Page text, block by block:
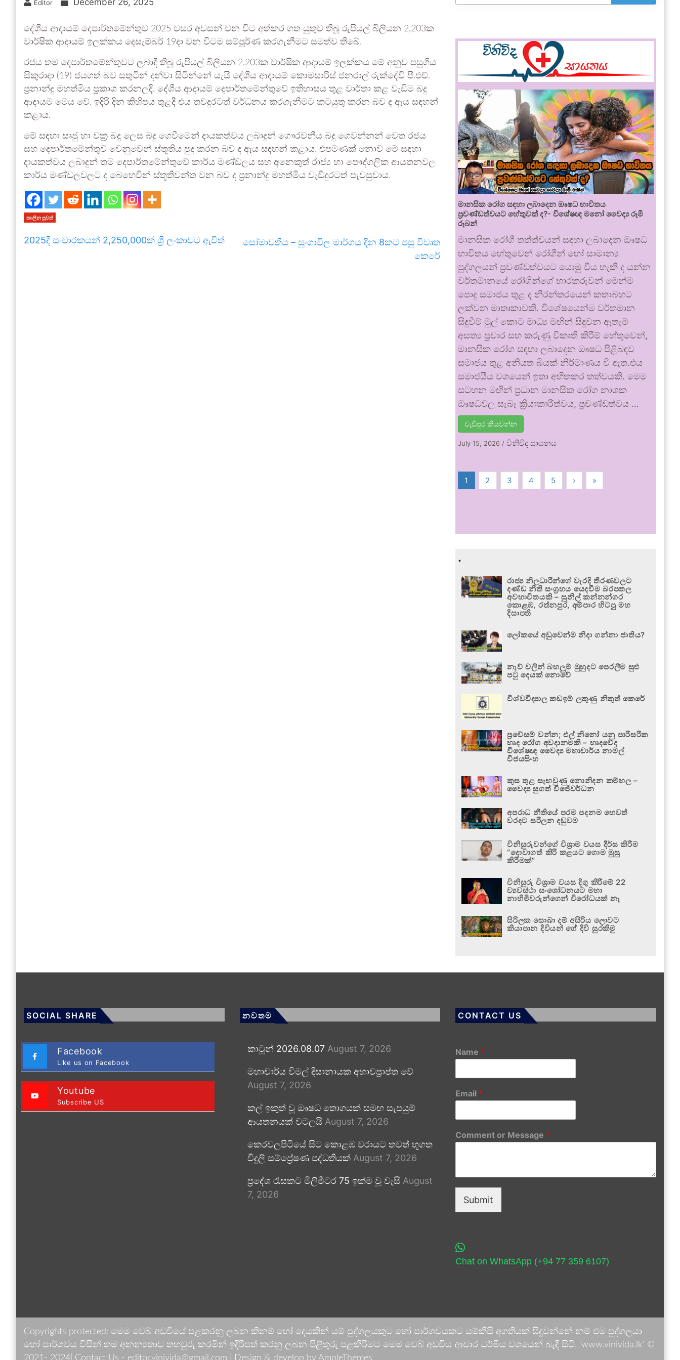
Editor December 26, 2025
දේශීය ආදායම් දෙපාර්තමේන්තුව 2025 වසර අවසන් වන විට අත්කර ගත යුතුව තිබූ රුපියල් බිලියන 2,203ක
වාර්ෂික ආදායම් ඉලක්කය දෙසැම්බර් 19දා වන විටම සම්පූර්ණ කරගැනීමට සමත්ව තිබේ.
රජය තම දෙපාර්තමේන්තුවට ලබාදී තිබූ රුපියල් බිලියන 2,203ක වාර්ෂික ආදායම් ඉලක්කය මේ අනුව පසුගිය
සිකුරාදා (19) ජයගත් බව සතුටින් දන්වා සිටින්නේ යැයි දේශීය ආදායම් කොමසාරිස් ජනරාල් රුක්දේවි පී.එච්.
ප්‍රනාන්දු මහත්මිය ප්‍රකාශ කරනලදි. දේශීය ආදායම් දෙපාර්තමේන්තුවේ ඉතිහාසය තුළ වාර්තා කළ වැඩිම බදු
ආදායම මෙය වේ. ඉදිරි දින කිහිපය තුළදී එය තවදුරටත් වර්ධනය කරගැනීමට කටයුතු කරන බව ද ඇය සඳහන්
කළාය.
මේ සඳහා සෘජු හා වක්‍ර බදු ලෙස බදු ගෙවීමෙන් දායකත්වය ලබාදුන් ගෞරවනීය බදු ගෙවන්නන් වෙත රජය
සහ දෙපාර්තමේන්තුව වෙනුවෙන් ස්තූතිය පුද කරන බව ද ඇය සඳහන් කළාය. එපමණක් නොව මේ සඳහා
දායකත්වය ලබාදුන් තම දෙපාර්තමේන්තුවේ කාර්ය මණ්ඩලය සහ අනෙකුත් රාජ්‍ය හා පෞද්ගලික ආයතනවල
කාර්ය මණ්ඩලවලට ද බෙහෙවින් ස්තූතිවන්ත වන බව ද ප්‍රනාන්දු මහත්මිය වැඩිදුරටත් පැවසුවාය.
කාලීන පුවත්
2025දී සංචාරකයන් 2,250,000ක් ශ්‍රී ලංකාවට ඇවිත්
සෝමාවතිය – සුංගාවිල මාර්ගය දින 8කට පසු විවෘත
කෙරේ
මානසික රෝග සඳහා ලබාදෙන ඖෂධ භාවිතය
ප්‍රචණ්ඩත්වයට හේතුවක් ද?- විශේෂඥ මනෝ වෛද්‍ය රූමි
රූබන්
මානසික රෝගී තත්ත්වයන් සඳහා ලබාදෙන ඖෂධ
භාවිතය හේතුවෙන් රෝගීන් හෝ සාමාන්‍ය
පුද්ගලයන් ප්‍රචණ්ඩත්වයට යොමු විය හැකි ද යන්න
වර්තමානයේ රෝගීන්ගේ භාරකරුවන් මෙන්ම
පොදු සමාජය තුළ ද නිරන්තරයෙන් කතාබහට
ලක්වන මාතෘකාවකි. විශේෂයෙන්ම වර්තමාන
සිදුවීම් මුල් කොට මාධ්‍ය මඟින් සිදුවන ඇතැම්
අසත්‍ය ප්‍රචාර සහ කරුණු විකෘති කිරීම් හේතුවෙන්,
මානසික රෝග සඳහා ලබාදෙන ඖෂධ පිළිබඳව
සමාජය තුළ අනියත බියක් නිර්මාණය වී ඇත.එය
සමාජයීය වශයෙන් ඉතා අහිතකර තත්වයකි. මෙම
සටහන මඟින් ප්‍රධාන මානසික රෝග නාශක
ඖෂධවල සැබෑ ක්‍රියාකාරීත්වය, ප්‍රචණ්ඩත්වය …
වැඩිපුර කියවන්න
July 15, 2026 /විනිවිද සායනය
1 2 3 4 5 › »
.
රාජ්‍ය නිලධාරීන්ගේ වැරදි තීරණවලට
දණ්ඩ නීති සංග්‍රහය යෙදවීම බරපතල
අවභාවිතයකි – සුනිල් කන්නන්ගර
කොළඹ, රත්නපුර, අම්පාර හිටපු මහ
දිසාපති
ලෝකයේ අඩුවෙන්ම නිදා ගන්නා ජාතිය?
නැව් වලින් බහලුම් මුහුදට පෙරලීම සුළු
පටු දෙයක් නොවේ
විශ්වවිද්‍යාල කඩඉම් ලකුණු නිකුත් කෙරේ
ප්‍රවේසම් වන්න; එල් නිනෝ යනු පාරිසරික
හෘද රෝග අවදානමකි – හෘදවේද
විශේෂඥ වෛද්‍ය මහාචාර්ය නාමල්
විජයසිංහ
කුස තුළ සැඟවුණු නොනිදන කම්හල –
වෛද්‍ය සුගත් විජේවර්ධන
අපරාධ නීතියේ පරම පදනම හෙවත්
වරදට සරිලන දඬුවම
විනිසුරුවන්ගේ විශ්‍රාම වයස දීර්ඝ කිරීම
“දොවාගත් කිරි කළයට ගොම මුසු
කිරීමක්”
විනිසුරු විශ්‍රාම වයස දිගු කිරීමේ 22
ව්‍යවස්ථා සංශෝධනයට මහා
නාහිමිවරුන්ගෙන් විරෝධයක් නෑ
සිරිලක සොබා දම් අසිරිය ලොවට
කියාපාන දිවියන් ගේ දිවි සුරකිමු
SOCIAL SHARE
Facebook
Like us on Facebook
Youtube
Subscribe US
නවතම
කාටූන් 2026.08.07 August 7, 2026
මහාචාර්ය විමල් දිසානායක අභාවප්‍රාප්ත වේ
August 7, 2026
කල් ඉකුත් වූ ඖෂධ තොගයක් සමඟ සැපයුම්
ආයතනයක් වටලයි August 7, 2026
කෙරවලපිටියේ සිට කොළඹ වරායට තවත් භූගත
විදුලි සම්ප්‍රේෂණ පද්ධතියක් August 7, 2026
ප්‍රදේශ රැසකට මිලිමීටර 75 ඉක්ම වූ වැසි August
7, 2026
CONTACT US
Name *
Email *
Comment or Message *
Submit
Chat on WhatsApp (+94 77 359 6107)
Copyrights protected: මෙම වෙබ් අඩවියේ පළකරනු ලබන කිනම් හෝ දෙයකින් යම් පුද්ගලයකුට හෝ පාර්ශවයකට යම්කිසි අගතියක් සිදුවන්නේ නම් එම පුද්ගලයා
හෝ පාර්ශවය විසින් තම අනන්‍යතාව තහවුරු කරමින් ඉදිරිපත් කරනු ලබන පිළිතුරු පළකිරීමට මෙම වෙබ් අඩවිය ආචාර ධර්මීය වශයෙන් බැඳී සිටී. 'www.vinivida.lk' ©
2021- 2024| Contact Us - editor.vinivida@gmail.com |
Design & develop by AmpleThemes